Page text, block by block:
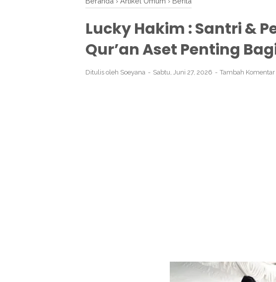
Lucky Hakim : Santri &
Qur’an Aset Penting
Ditulis oleh Soeyana Sabtu, Juni 27, 2026 Tambah Komentar